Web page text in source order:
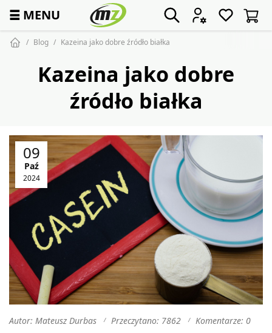
☰ MENU
Blog Kazeina jako dobre źródło białka
Kazeina jako dobre
źródło białka
09
Paź
2024
Autor: Mateusz Durbas Przeczytano: 7862 Komentarze: 0